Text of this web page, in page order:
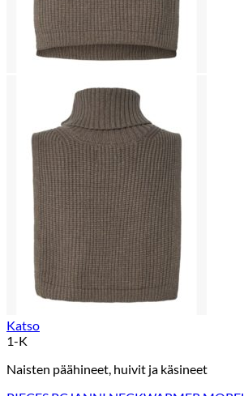
Katso
1-K
Naisten päähineet, huivit ja käsineet